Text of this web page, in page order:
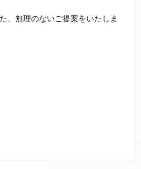
、無理のないご提案をいたしま